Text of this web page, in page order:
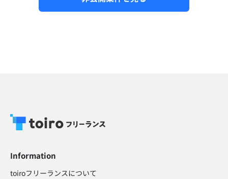
Information
toiroフリーランスについて